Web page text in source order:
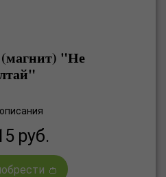
"Не
руб.
👛